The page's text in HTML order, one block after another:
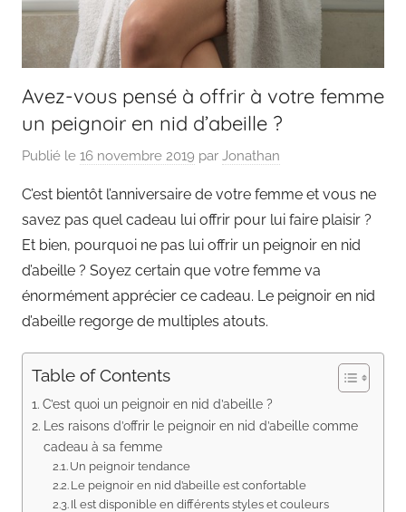
Avez-vous pensé à offrir à votre femme
un peignoir en nid d’abeille ?
Publié le 16 novembre 2019 par Jonathan
C’est bientôt l’anniversaire de votre femme et vous ne
savez pas quel cadeau lui offrir pour lui faire plaisir ?
Et bien, pourquoi ne pas lui offrir un peignoir en nid
d’abeille ? Soyez certain que votre femme va
énormément apprécier ce cadeau. Le peignoir en nid
d’abeille regorge de multiples atouts.
Table of Contents
C’est quoi un peignoir en nid d’abeille ?
Les raisons d’offrir le peignoir en nid d’abeille comme
cadeau à sa femme
Un peignoir tendance
Le peignoir en nid d’abeille est confortable
Il est disponible en différents styles et couleurs